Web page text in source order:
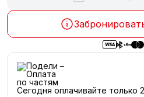
Сегодня оплачивайте только